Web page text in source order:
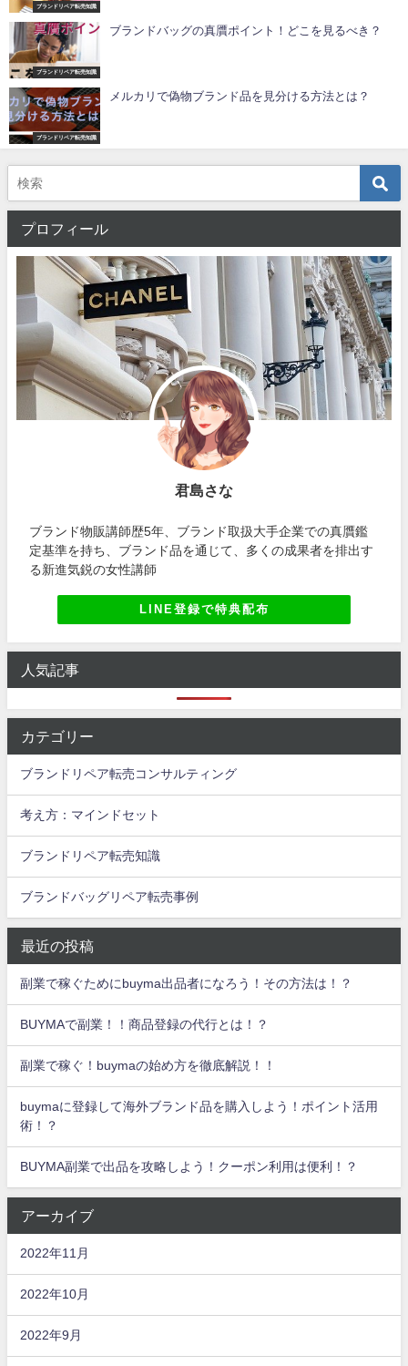
ブランドリペア転売知識
ブランドリペア転売知識
ブランドバッグの真贋ポイント！どこを見るべき？
ブランドリペア転売知識
メルカリで偽物ブランド品を見分ける方法とは？
プロフィール
君島さな
ブランド物販講師歴5年、ブランド取扱大手企業での真贋鑑
定基準を持ち、ブランド品を通じて、多くの成果者を排出す
る新進気鋭の女性講師
LINE登録で特典配布
人気記事
カテゴリー
ブランドリペア転売コンサルティング
考え方：マインドセット
ブランドリペア転売知識
ブランドバッグリペア転売事例
最近の投稿
副業で稼ぐためにbuyma出品者になろう！その方法は！？
BUYMAで副業！！商品登録の代行とは！？
副業で稼ぐ！buymaの始め方を徹底解説！！
buymaに登録して海外ブランド品を購入しよう！ポイント活用
術！？
BUYMA副業で出品を攻略しよう！クーポン利用は便利！？
アーカイブ
2022年11月
2022年10月
2022年9月